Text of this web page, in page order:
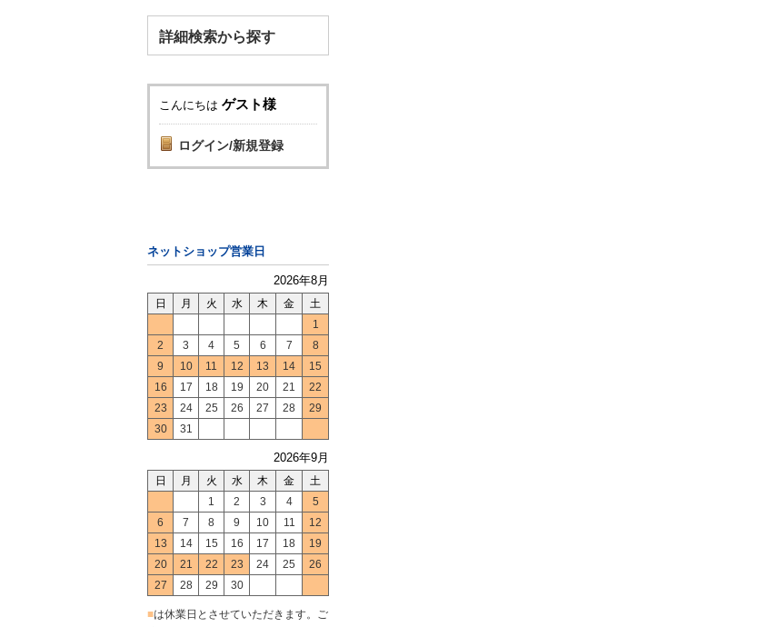
詳細検索から探す
こんにちは ゲスト様
ログイン/新規登録
ネットショップ営業日
2026年8月
日 月 火 水 木 金
土
1
2
3 4 5 6 7
8
9
10 11 12 13 14
15
16
17 18 19 20 21
22
23
24 25 26 27 28
29
30
31
2026年9月
日 月 火 水 木 金
土
1
2 3 4
5
6
7 8 9 10 11
12
13
14 15 16 17 18
19
20
21 22 23 24 25
26
27
28 29 30
■は休業日とさせていただきます。ご